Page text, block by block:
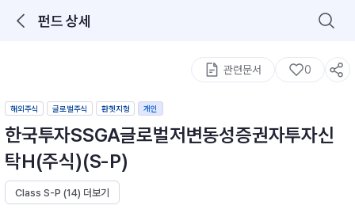
펀드 상세
구성종목 검색
관련문서 0
해외주식 글로벌주식 환헷지형 개인
한국투자SSGA글로벌저변동성증권자투자신
탁H(주식)(S-P)
Class S-P (14) 더보기
추천 메뉴